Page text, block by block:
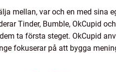
mellan, var och en med sina
Tinder, Bumble, OkCupid
ta första steget. OkCupid
fokuserar på att bygga